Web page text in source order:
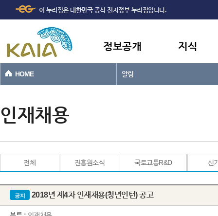
본문바로가기
이 누리집은 대한민국 공식 전자정부 누리집입니다.
정보공개 지식
HOME 알림
인재채용
전체 진흥원소식 국토교통R&D 신
공지 2018년 제4차 인재채용(청년인턴) 공고